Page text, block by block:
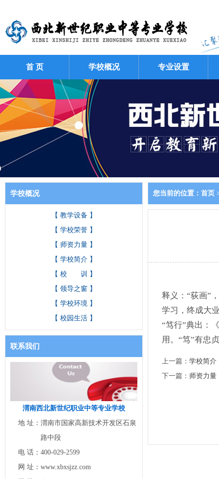
首 页 学校概况 专业设置
学校概况
【 教学设备 】
【 学校荣誉 】
【 师资力量 】
【 学校简介 】
【 校 训 】
【 领导之窗 】
【 学校环境 】
【 校园生活 】
联系我们
渭南西北新世纪职业中等专业学校
地 址： 渭南市国家高新技术开发区石泉
路中段
电 话： 400-029-2599
网 址： www.xbxsjzz.com
您当前的位置： 首页
释义：“荻画”
学习，终成大
“笃行”典出：
用。“笃”有忠
上一篇： 学校简介
下一篇： 师资力量